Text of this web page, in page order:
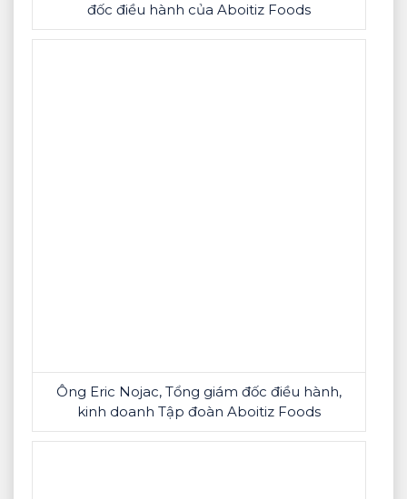
đốc điều hành của Aboitiz Foods
Ông Eric Nojac, Tổng giám đốc điều hành,
kinh doanh Tập đoàn Aboitiz Foods